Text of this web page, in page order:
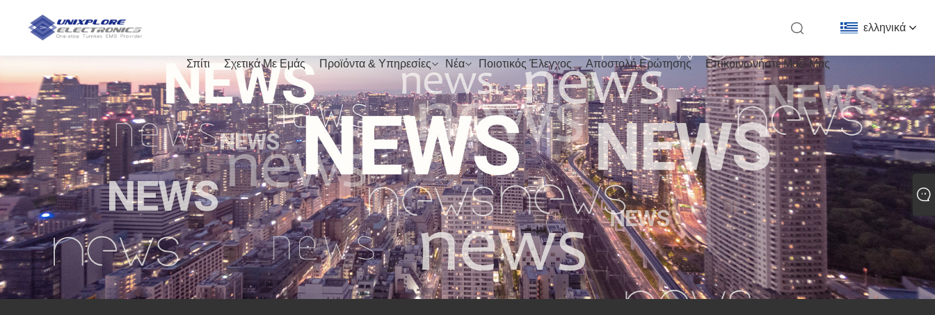
ελληνικά
Σπίτι Σχετικά Με Εμάς Προϊόντα & Υπηρεσίες Νέα Ποιοτικός Έλεγχος Αποστολή Ερώτησης Επικοινωνήστε Μαζί Μας